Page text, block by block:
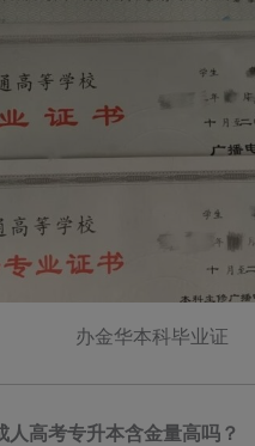
办金华本科毕业证
人高考专升本含金量高吗？